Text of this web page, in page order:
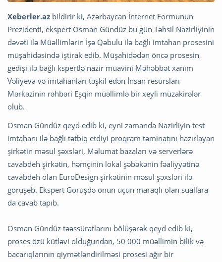
Xeberler.az bildirir ki, Azərbaycan İnternet Formunun
Prezidenti, ekspert Osman Gündüz bu gün Təhsil Nazirliyinin
dəvəti ilə Müəllimlərin İşə Qəbulu ilə bağlı imtahan prosesini
müşahidəsində iştirak edib. Müşahidədən öncə prosesin
gedişi ilə bağlı kspertlə nazir müavini Məhəbbət xanım
Vəliyeva və imtahanları təşkil edən İnsan resursları
Mərkəzinin rəhbəri Eşqin müəllimlə bir xeyli müzakirələr
olub.
Osman Gündüz qeyd edib ki, eyni zamanda Nazirliyin test
imtahanı ilə bağlı tətbiq etdiyi proqram təminatını hazırlayan
şirkətin məsul şəxsləri, Məlumat bazaları və serverlərə
cavabdeh şirkətin, həmçinin lokal şəbəkənin fəaliyyətinə
cavabdeh olan EuroDesign şirkətinin məsul şəxsləri ilə
görüşeb. Ekspert Görüşdə onun üçün maraqlı olan suallara
da cavab tapıb.
Osman Gündüz təəssüratlarını bölüşərək qeyd edib ki,
proses özü kütləvi olduğundan, 50 000 müəllimin bilik və
bacarıqlarının qiymətləndirilməsi prosesi ağır bir